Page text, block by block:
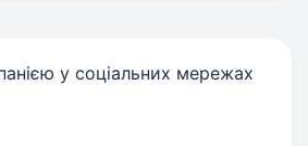
у соціальних мережах
link
share link